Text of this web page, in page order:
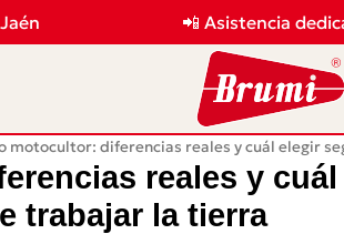
📲 Asistencia
motocultor: diferencias reales y cuál elegir
reales y
trabajar la tierra